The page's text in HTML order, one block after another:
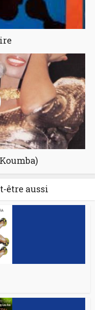
être aussi